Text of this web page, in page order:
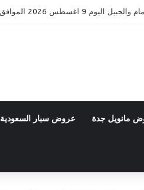
صفر 1448 عروض الطازج & العروض الأسبوعية
مانويل جدة عروض سبار السعودية